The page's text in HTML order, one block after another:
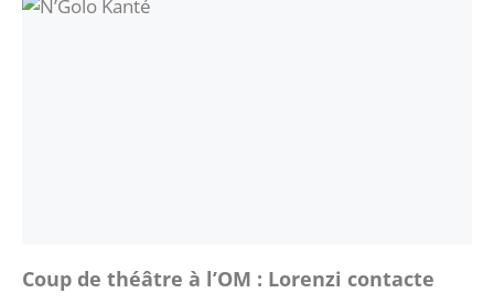
Coup de théâtre à l’OM : Lorenzi contacte